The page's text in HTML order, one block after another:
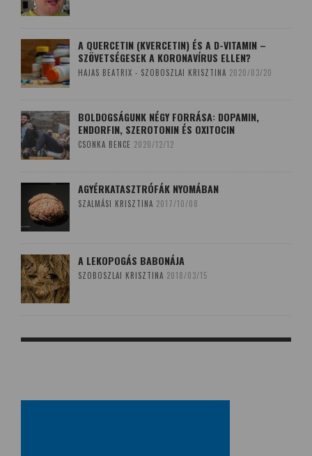
A QUERCETIN (KVERCETIN) ÉS A D-VITAMIN –
SZÖVETSÉGESEK A KORONAVÍRUS ELLEN?
HAJAS BEATRIX - SZOBOSZLAI KRISZTINA 2020/03/20
BOLDOGSÁGUNK NÉGY FORRÁSA: DOPAMIN,
ENDORFIN, SZEROTONIN ÉS OXITOCIN
CSONKA BENCE 2020/12/12
AGYÉRKATASZTRÓFÁK NYOMÁBAN
SZALMÁSI KRISZTINA 2017/10/08
A LEKOPOGÁS BABONÁJA
SZOBOSZLAI KRISZTINA 2018/03/15